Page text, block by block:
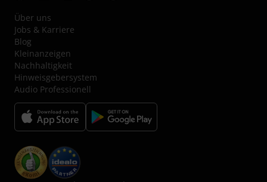
Über uns
Jobs & Karriere
Blog
Kleinanzeigen
Nachhaltigkeit
Hinweisgebersystem
Audio Professionell